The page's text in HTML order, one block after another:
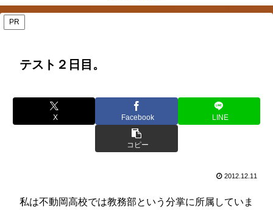
PR
テスト２日目。
X Facebook LINE
コピー
2012.12.11
私は不動岡高校では教務部という分掌に所属していま